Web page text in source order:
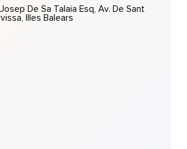
De Sa Talaia Esq, Av. De Sant
Illes Balears